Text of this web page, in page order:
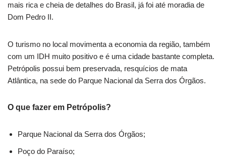
mais rica e cheia de detalhes do Brasil, já foi até moradia de
Dom Pedro II.
O turismo no local movimenta a economia da região, também
com um IDH muito positivo e é uma cidade bastante completa.
Petrópolis possui bem preservada, resquícios de mata
Atlântica, na sede do Parque Nacional da Serra dos Órgãos.
O que fazer em Petrópolis?
Parque Nacional da Serra dos Órgãos;
Poço do Paraíso;